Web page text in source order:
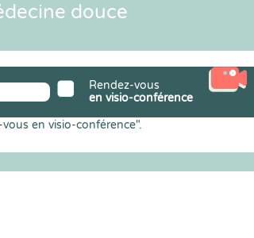
douce
en visio-conférence".
Rendez-vous
en visio-conférence